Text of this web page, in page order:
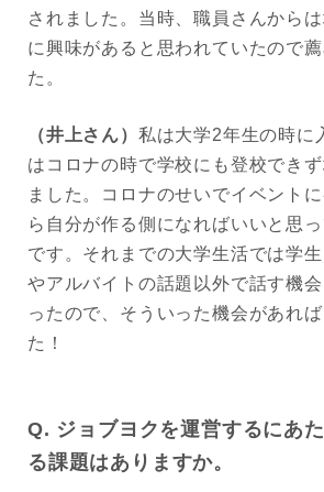
されました。当時、職員さんから
に興味があると思われていたので
た。
（井上さん） 私は大学2年生の時に
はコロナの時で学校にも登校でき
ました。コロナのせいでイベント
ら自分が作る側になればいいと思
です。それまでの大学生活では学
やアルバイトの話題以外で話す機
ったので、そういった機会があれ
た！
Q. ジョブヨクを運営するにあ
る課題はありますか。